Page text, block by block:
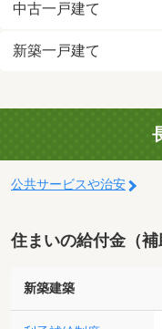
中古一戸建て
新築一戸建て
公共サービスや治安
住まいの給付金（補
新築建築